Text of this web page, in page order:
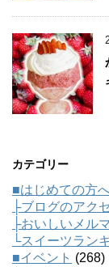
カテゴリー
■はじめての方
├ブログのアク
├おいしいメル
└スイーツラン
■イベント (268)